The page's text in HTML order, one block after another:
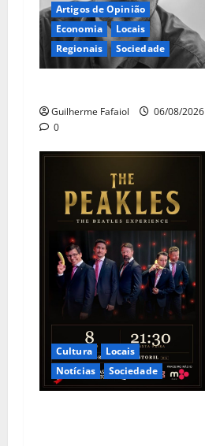
Artigos de Opinião
Economia
Locais
Regionais
Sociedade
Guilherme Fafaiol
06/08/2026
0
Cultura
Locais
Notícias
Sociedade